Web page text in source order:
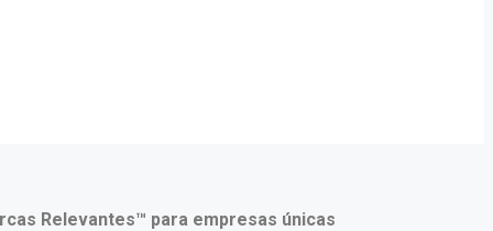
Relevantes™ para empresas únicas